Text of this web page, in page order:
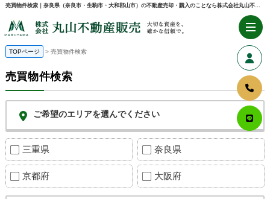
売買物件検索｜奈良県（奈良市・生駒市・大和郡山市）の不動産売却・購入のことなら株式会社丸山不動産販売
TOPページ 売買物件検索
売買物件検索
ご希望のエリアを選んでください
三重県 奈良県
京都府 大阪府